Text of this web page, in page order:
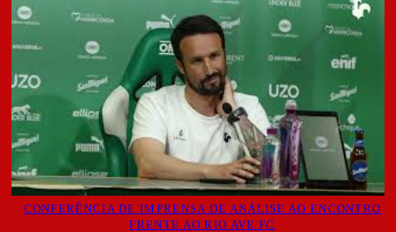
CONFERÊNCIA DE IMPRENSA DE ANÁLISE AO ENCONTRO
FRENTE AO RIO AVE FC